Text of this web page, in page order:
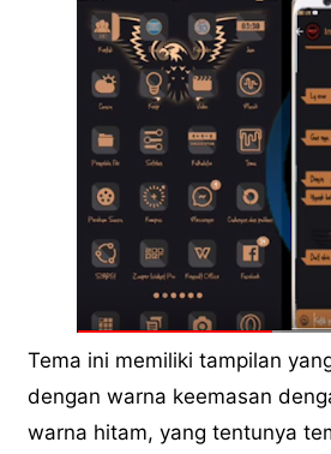
Tema ini memiliki tampilan
dengan warna keemasan
warna hitam, yang tentunya